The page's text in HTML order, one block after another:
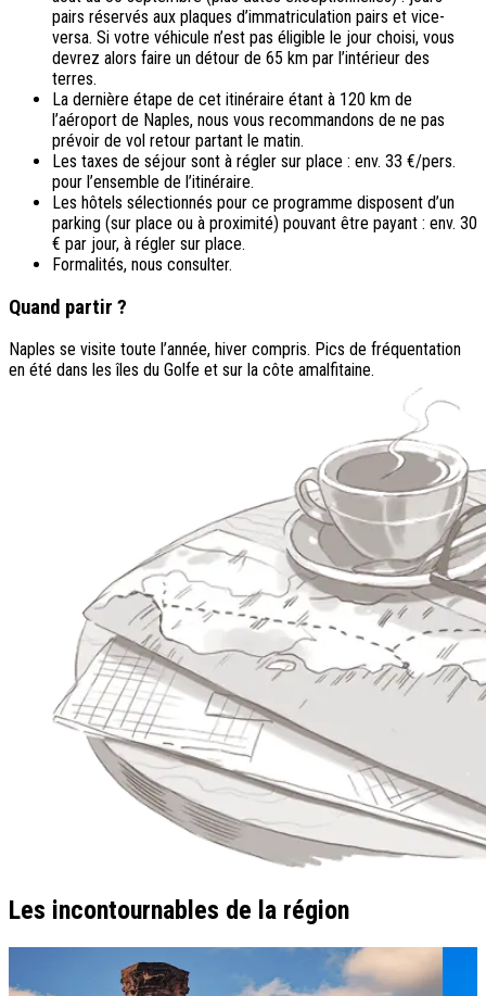
pairs réservés aux plaques d’immatriculation pairs et vice-
versa. Si votre véhicule n’est pas éligible le jour choisi, vous
devrez alors faire un détour de 65 km par l’intérieur des
terres.
La dernière étape de cet itinéraire étant à 120 km de
l’aéroport de Naples, nous vous recommandons de ne pas
prévoir de vol retour partant le matin.
Les taxes de séjour sont à régler sur place : env. 33 €/pers.
pour l’ensemble de l’itinéraire.
Les hôtels sélectionnés pour ce programme disposent d’un
parking (sur place ou à proximité) pouvant être payant : env. 30
€ par jour, à régler sur place.
Formalités, nous consulter.
Quand partir ?
Naples se visite toute l’année, hiver compris. Pics de fréquentation
en été dans les îles du Golfe et sur la côte amalfitaine.
Les incontournables de la région